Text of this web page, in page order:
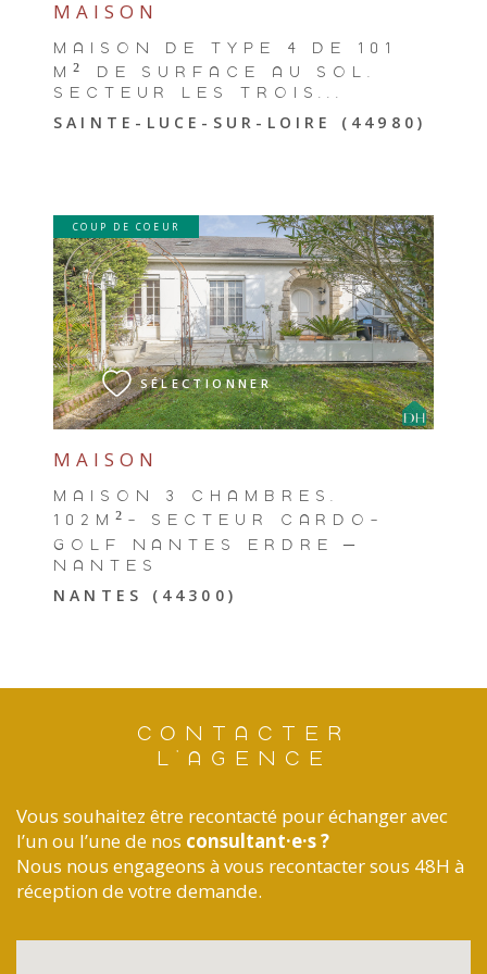
MAISON
MAISON DE TYPE 4 DE 101
M² DE SURFACE AU SOL,
SECTEUR LES TROIS...
SAINTE-LUCE-SUR-LOIRE (44980)
MAISON
MAISON 3 CHAMBRES,
102M²- SECTEUR CARDO-
GOLF NANTES ERDRE –
NANTES
NANTES (44300)
COUP DE COEUR
SÉLECTIONNER
VOIR LE BIEN
CONTACTER
L'AGENCE
Vous souhaitez être recontacté pour échanger avec
l’un ou l’une de nos consultant·e·s ?
Nous nous engageons à vous recontacter sous 48H à
réception de votre demande.